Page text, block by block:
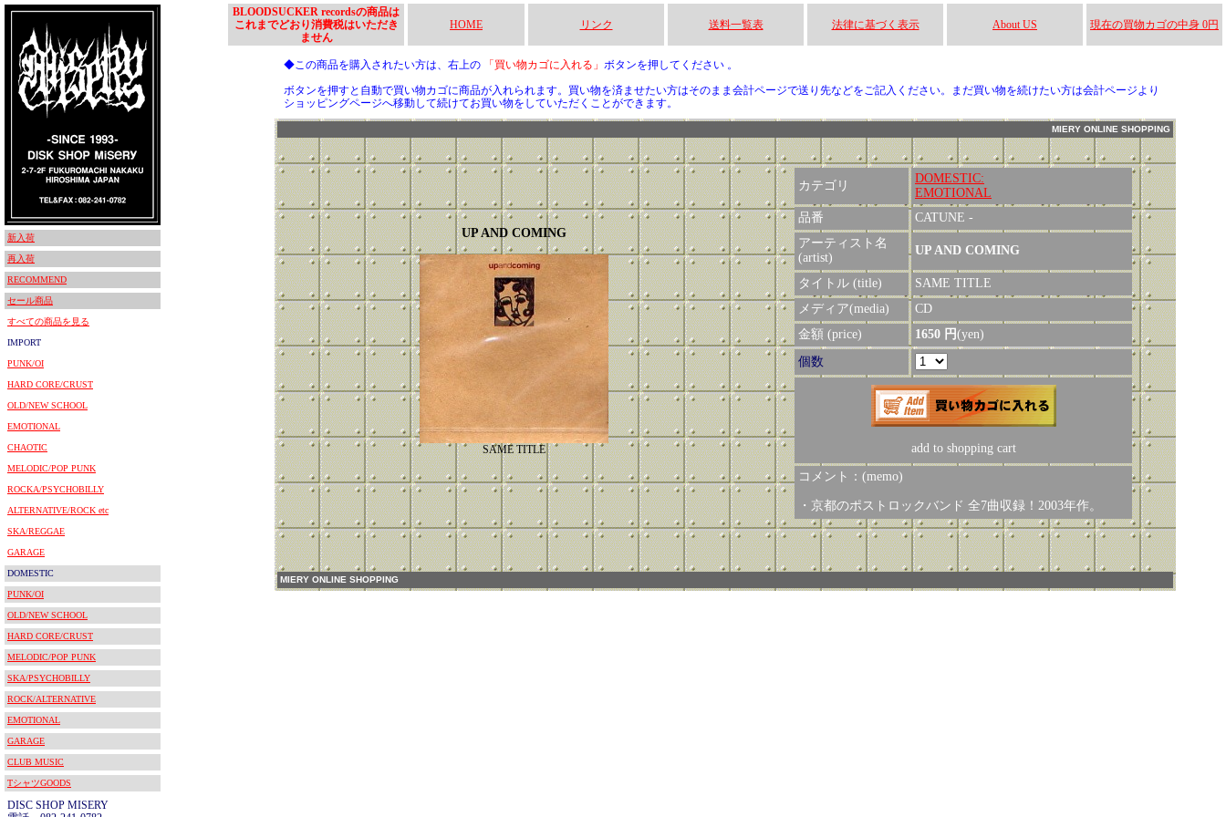
新入荷
再入荷
RECOMMEND
セール商品
すべての商品を見る
IMPORT
PUNK/OI
HARD CORE/CRUST
OLD/NEW SCHOOL
EMOTIONAL
CHAOTIC
MELODIC/POP PUNK
ROCKA/PSYCHOBILLY
ALTERNATIVE/ROCK etc
SKA/REGGAE
GARAGE
DOMESTIC
PUNK/OI
OLD/NEW SCHOOL
HARD CORE/CRUST
MELODIC/POP PUNK
SKA/PSYCHOBILLY
ROCK/ALTERNATIVE
EMOTIONAL
GARAGE
CLUB MUSIC
TシャツGOODS
DISC SHOP MISERY
BLOODSUCKER recordsの商品は
これまでどおり消費税はいただき
ません
HOME リンク 送料一覧表 法律に基づく表示 About US 現在の買物カゴの中身 0円
◆この商品を購入されたい方は、右上の 「買い物カゴに入れる」 ボタンを押してください 。
ボタンを押すと自動で買い物カゴに商品が入れられます。買い物を済ませたい方はそのまま会計ページで送り先などをご記入ください。まだ買い物を続けたい方は会計ページより
ショッピングページへ移動して続けてお買い物をしていただくことができます。
MIERY ONLINE SHOPPING
UP AND COMING
SAME TITLE
カテゴリ
DOMESTIC:
EMOTIONAL
品番
CATUNE -
アーティスト名
(artist)
UP AND COMING
タイトル (title)
SAME TITLE
メディア(media)
CD
金額 (price)
1650 円(yen)
個数
add to shopping cart
コメント：(memo)
・京都のポストロックバンド 全7曲収録！2003年作。
MIERY ONLINE SHOPPING